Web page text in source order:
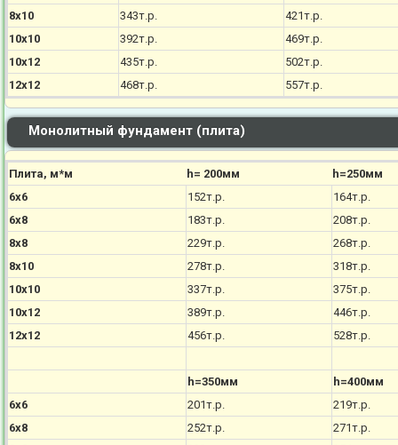
8х10
343т.р.
421т.р.
10х10
392т.р.
469т.р.
10х12
435т.р.
502т.р.
12х12
468т.р. 557т.р.
Монолитный фундамент (плита)
Плита, м*м h= 200мм
h=250мм
6х6
152т.р.
164т.р.
6х8
183т.р.
208т.р.
8х8
229т.р.
268т.р.
8х10
278т.р.
318т.р.
10х10
337т.р.
375т.р.
10х12
389т.р.
446т.р.
12х12
456т.р. 528т.р.
h=350мм
h=400мм
6х6
201т.р.
219т.р.
6х8
252т.р.
271т.р.